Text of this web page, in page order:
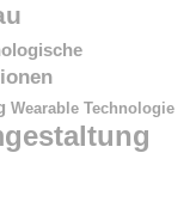
Wearable Technologie